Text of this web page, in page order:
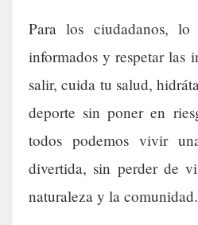
Para los ciudadanos, lo
informados y respetar las
salir, cuida tu salud,
deporte sin poner en
todos podemos vivir
divertida, sin perder de
naturaleza y la comunidad.